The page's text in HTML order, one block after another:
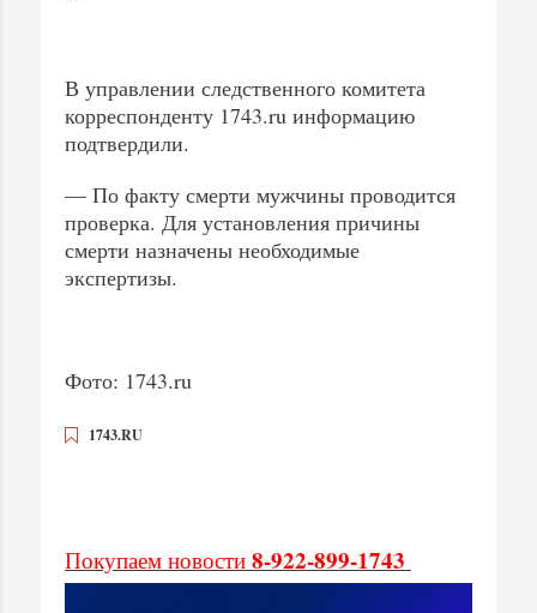
В управлении следственного комитета
корреспонденту 1743.ru информацию
подтвердили.
— По факту смерти мужчины проводится
проверка. Для установления причины
смерти назначены необходимые
экспертизы.
Фото: 1743.ru
1743.RU
Покупаем новости 8-922-899-1743